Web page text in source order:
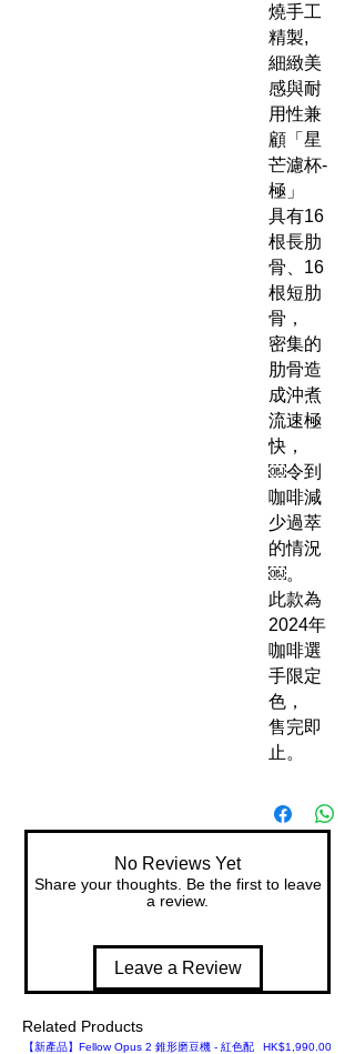
燒手工
精製,
細緻美
感與耐
用性兼
顧「星
芒濾杯-
極」
具有16
根長肋
骨、16
根短肋
骨，
密集的
肋骨造
成沖煮
流速極
快，
￼令到
咖啡減
少過萃
的情況
￼。
此款為
2024年
咖啡選
手限定
色，
售完即
止。
No Reviews Yet
Share your thoughts. Be the first to leave
a review.
Leave a Review
Related Products
【新產品】Fellow Opus 2 錐形磨豆機 - 紅色配
Price
HK$1,990.00